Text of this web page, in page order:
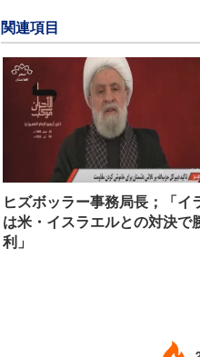
関連項目
ヒズボッラー事務局長；「イ
は米・イスラエルとの対決で
利」